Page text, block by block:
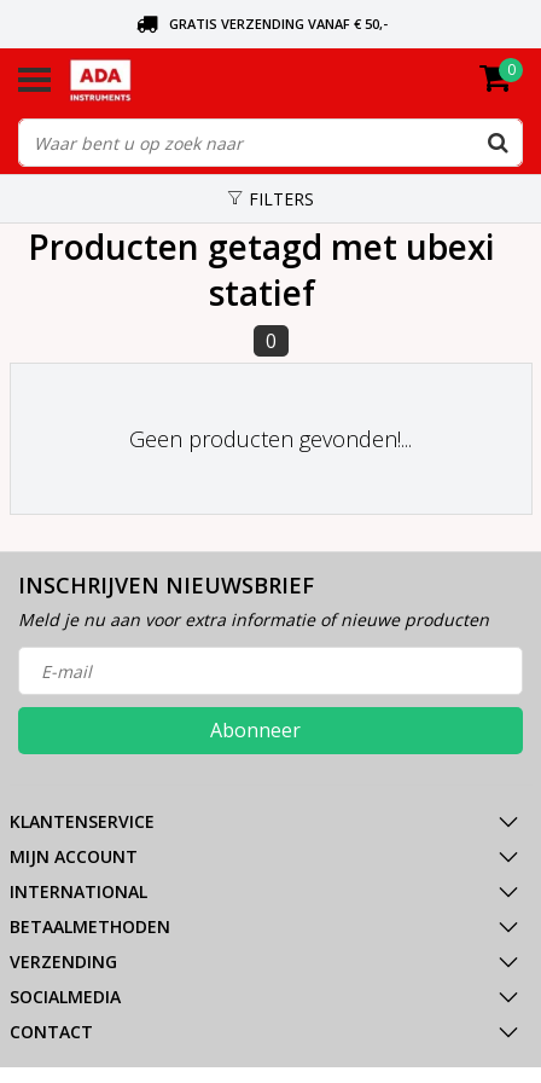
GRATIS VERZENDING VANAF € 50,-
VANDAAG BESTELD, VANDAAG VERZONDEN
0
FILTERS
Producten getagd met ubexi
statief
0
Geen producten gevonden!...
INSCHRIJVEN NIEUWSBRIEF
Meld je nu aan voor extra informatie of nieuwe producten
Abonneer
KLANTENSERVICE
MIJN ACCOUNT
INTERNATIONAL
BETAALMETHODEN
VERZENDING
SOCIALMEDIA
CONTACT